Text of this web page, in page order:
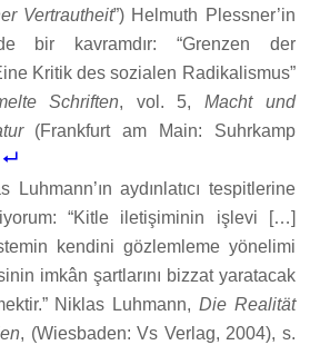
Vertrautheit”) Helmuth Plessner’in
bir kavramdır: “Grenzen der
Kritik des sozialen Radikalismus”
Schriften, vol. 5,Macht und
(Frankfurt am Main: Suhrkamp
Luhmann’ın aydınlatıcı tespitlerine
“Kitle iletişiminin işlevi […]
kendini gözlemleme yönelimi
imkân şartlarını bizzat yaratacak
Niklas Luhmann, Die Realität
, (Wiesbaden: Vs Verlag, 2004), s.